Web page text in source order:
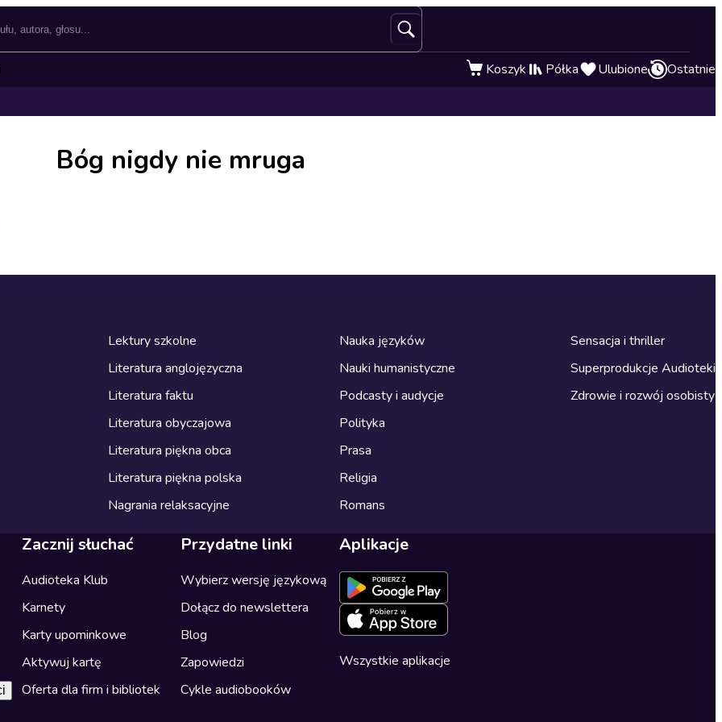
Koszyk Półka Ulubione Ostatnie
Bóg nigdy nie mruga
Lektury szkolne
Literatura anglojęzyczna
Literatura faktu
Literatura obyczajowa
Literatura piękna obca
Literatura piękna polska
Nagrania relaksacyjne
Nauka języków
Nauki humanistyczne
Podcasty i audycje
Polityka
Prasa
Religia
Romans
Sensacja i thriller
Superprodukcje Audioteki
Zdrowie i rozwój osobisty
Zacznij słuchać
Audioteka Klub
Karnety
Karty upominkowe
Aktywuj kartę
Oferta dla firm i bibliotek
Przydatne linki
Wybierz wersję językową
Dołącz do newslettera
Blog
Zapowiedzi
Cykle audiobooków
Aplikacje
Wszystkie aplikacje